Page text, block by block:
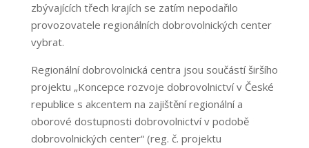
zbývajících třech krajích se zatím nepodařilo
provozovatele regionálních dobrovolnických center
vybrat.
Regionální dobrovolnická centra jsou součástí širšího
projektu „Koncepce rozvoje dobrovolnictví v České
republice s akcentem na zajištění regionální a
oborové dostupnosti dobrovolnictví v podobě
dobrovolnických center“ (reg. č. projektu